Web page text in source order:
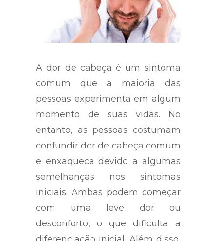
A dor de cabeça é um sintoma
comum que a maioria das
pessoas experimenta em algum
momento de suas vidas. No
entanto, as pessoas costumam
confundir dor de cabeça comum
e enxaqueca devido a algumas
semelhanças nos sintomas
iniciais. Ambas podem começar
com uma leve dor ou
desconforto, o que dificulta a